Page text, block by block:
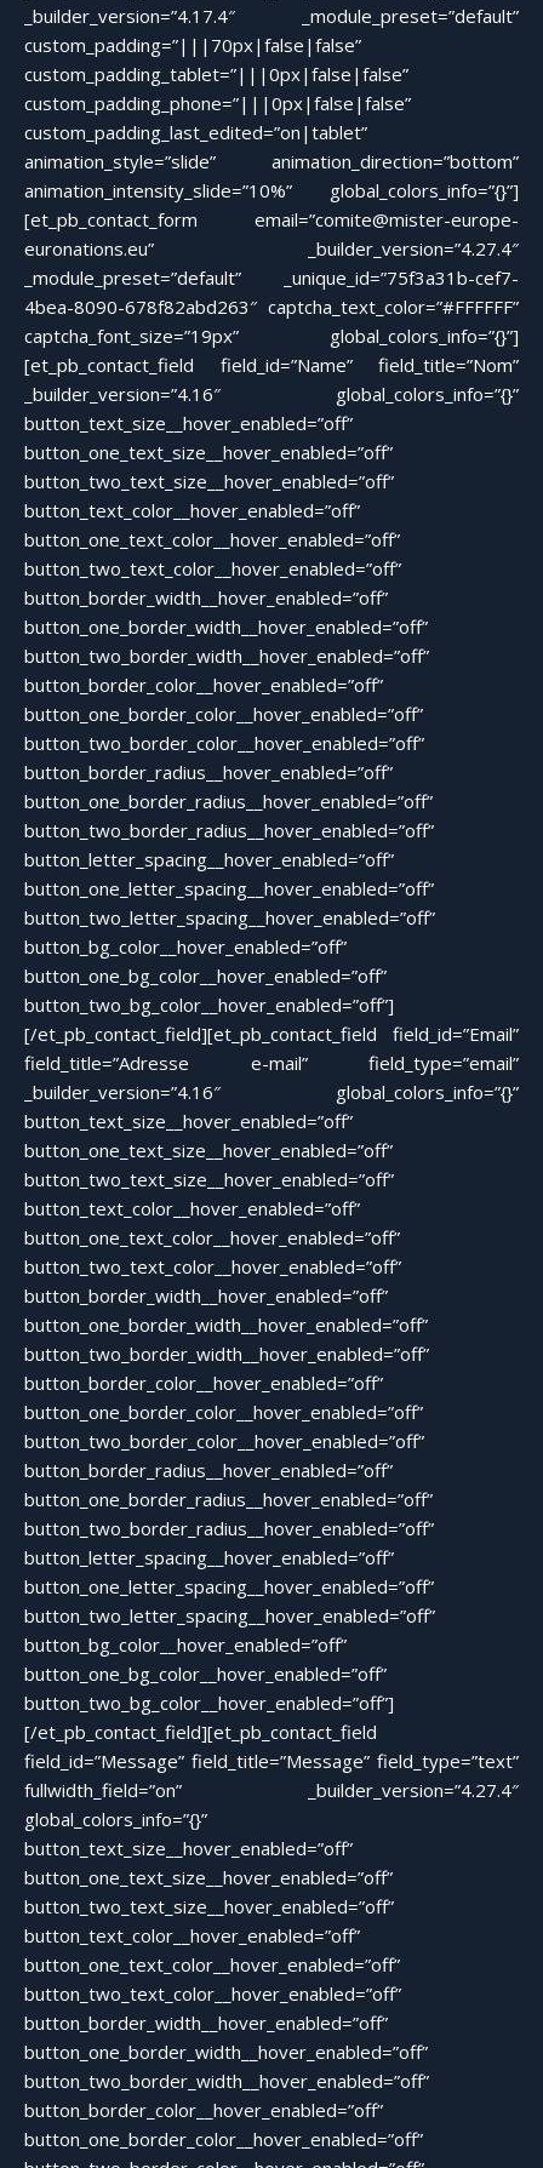
_builder_version=”4.17.4″ _module_preset=”default”
custom_padding=”|||70px|false|false”
custom_padding_tablet=”|||0px|false|false”
custom_padding_phone=”|||0px|false|false”
custom_padding_last_edited=”on|tablet”
animation_style=”slide” animation_direction=”bottom”
animation_intensity_slide=”10%” global_colors_info=”{}”]
[et_pb_contact_form email=”comite@mister-europe-
euronations.eu” _builder_version=”4.27.4″
_module_preset=”default” _unique_id=”75f3a31b-cef7-
4bea-8090-678f82abd263″ captcha_text_color=”#FFFFFF”
captcha_font_size=”19px” global_colors_info=”{}”]
[et_pb_contact_field field_id=”Name” field_title=”Nom”
_builder_version=”4.16″ global_colors_info=”{}”
button_text_size__hover_enabled=”off”
button_one_text_size__hover_enabled=”off”
button_two_text_size__hover_enabled=”off”
button_text_color__hover_enabled=”off”
button_one_text_color__hover_enabled=”off”
button_two_text_color__hover_enabled=”off”
button_border_width__hover_enabled=”off”
button_one_border_width__hover_enabled=”off”
button_two_border_width__hover_enabled=”off”
button_border_color__hover_enabled=”off”
button_one_border_color__hover_enabled=”off”
button_two_border_color__hover_enabled=”off”
button_border_radius__hover_enabled=”off”
button_one_border_radius__hover_enabled=”off”
button_two_border_radius__hover_enabled=”off”
button_letter_spacing__hover_enabled=”off”
button_one_letter_spacing__hover_enabled=”off”
button_two_letter_spacing__hover_enabled=”off”
button_bg_color__hover_enabled=”off”
button_one_bg_color__hover_enabled=”off”
button_two_bg_color__hover_enabled=”off”]
[/et_pb_contact_field][et_pb_contact_field field_id=”Email”
field_title=”Adresse e-mail” field_type=”email”
_builder_version=”4.16″ global_colors_info=”{}”
button_text_size__hover_enabled=”off”
button_one_text_size__hover_enabled=”off”
button_two_text_size__hover_enabled=”off”
button_text_color__hover_enabled=”off”
button_one_text_color__hover_enabled=”off”
button_two_text_color__hover_enabled=”off”
button_border_width__hover_enabled=”off”
button_one_border_width__hover_enabled=”off”
button_two_border_width__hover_enabled=”off”
button_border_color__hover_enabled=”off”
button_one_border_color__hover_enabled=”off”
button_two_border_color__hover_enabled=”off”
button_border_radius__hover_enabled=”off”
button_one_border_radius__hover_enabled=”off”
button_two_border_radius__hover_enabled=”off”
button_letter_spacing__hover_enabled=”off”
button_one_letter_spacing__hover_enabled=”off”
button_two_letter_spacing__hover_enabled=”off”
button_bg_color__hover_enabled=”off”
button_one_bg_color__hover_enabled=”off”
button_two_bg_color__hover_enabled=”off”]
[/et_pb_contact_field][et_pb_contact_field
field_id=”Message” field_title=”Message” field_type=”text”
fullwidth_field=”on” _builder_version=”4.27.4″
global_colors_info=”{}”
button_text_size__hover_enabled=”off”
button_one_text_size__hover_enabled=”off”
button_two_text_size__hover_enabled=”off”
button_text_color__hover_enabled=”off”
button_one_text_color__hover_enabled=”off”
button_two_text_color__hover_enabled=”off”
button_border_width__hover_enabled=”off”
button_one_border_width__hover_enabled=”off”
button_two_border_width__hover_enabled=”off”
button_border_color__hover_enabled=”off”
button_one_border_color__hover_enabled=”off”